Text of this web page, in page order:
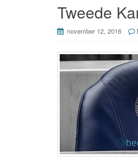
Tweede
november 12, 2016